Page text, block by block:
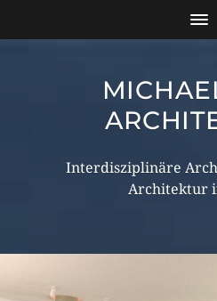
Interdisziplinäre
Architektur